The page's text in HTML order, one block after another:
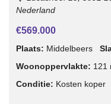
Nederland
€569.000
Plaats: Middelbeers
Woonoppervlakte: 121
Conditie: Kosten koper